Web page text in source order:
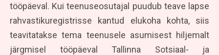
tööpäeval. Kui teenuseosutajal puudub teave lapse
rahvastikuregistrisse kantud elukoha kohta, siis
teavitatakse tema teenusele asumisest hiljemalt
järgmisel tööpäeval Tallinna Sotsiaal- ja